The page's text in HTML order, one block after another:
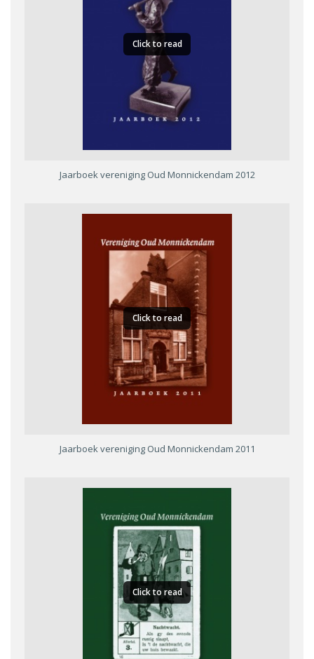
Click to read
Jaarboek vereniging Oud Monnickendam 2012
Click to read
Jaarboek vereniging Oud Monnickendam 2011
Click to read